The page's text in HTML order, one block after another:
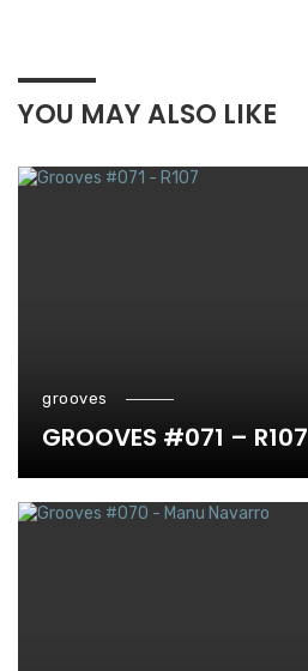
YOU MAY ALSO LIKE
grooves
GROOVES #071 – R107